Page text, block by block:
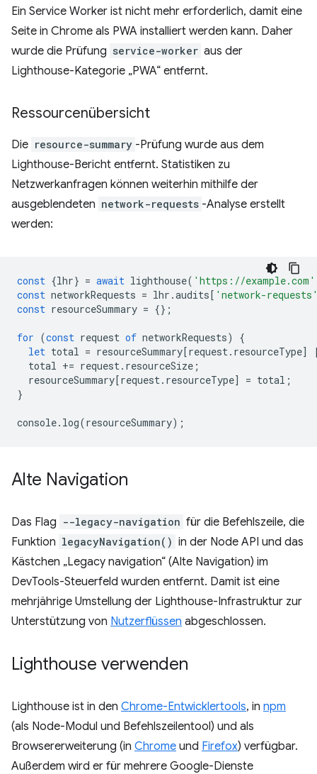
Ein Service Worker ist nicht mehr erforderlich, damit eine
Seite in Chrome als PWA installiert werden kann. Daher
wurde die Prüfung service-worker aus der
Lighthouse-Kategorie „PWA“ entfernt.
Ressourcenübersicht
Die resource-summary -Prüfung wurde aus dem
Lighthouse-Bericht entfernt. Statistiken zu
Netzwerkanfragen können weiterhin mithilfe der
ausgeblendeten network-requests -Analyse erstellt
werden:
const {lhr} = await lighthouse( 'https://example.com'
const networkRequests = lhr .audits[ 'network-
const resourceSummary = {};
for (const request of networkRequests)
{
let total = resourceSummary[request . resourceType]
total += request . resourceSize ;
resourceSummary[request . resourceType] = total ;
}
console. log(resourceSummary);
Alte Navigation
Das Flag --legacy-navigation für die Befehlszeile, die
Funktion legacyNavigation() in der Node API und das
Kästchen „Legacy navigation“ (Alte Navigation) im
DevTools-Steuerfeld wurden entfernt. Damit ist eine
mehrjährige Umstellung der Lighthouse-Infrastruktur zur
Unterstützung von Nutzerflüssen abgeschlossen.
Lighthouse verwenden
Lighthouse ist in den Chrome-Entwicklertools, in npm
(als Node-Modul und Befehlszeilentool) und als
Browsererweiterung (in Chrome und Firefox) verfügbar.
Außerdem wird er für mehrere Google-Dienste